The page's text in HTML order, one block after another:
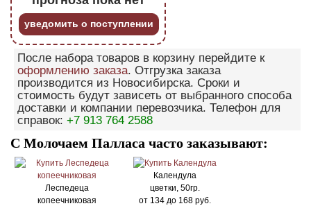
уведомить о поступлении
После набора товаров в корзину перейдите к
оформлению заказа. Отгрузка заказа
производится из Новосибирска. Сроки и
стоимость будут зависеть от выбранного способа
доставки и компании перевозчика. Телефон для
справок: +7 913 764 2588
С Молочаем Палласа часто заказывают:
Леспедеца
копеечниковая
Календула
цветки, 50гр.
от 134 до 168 руб.